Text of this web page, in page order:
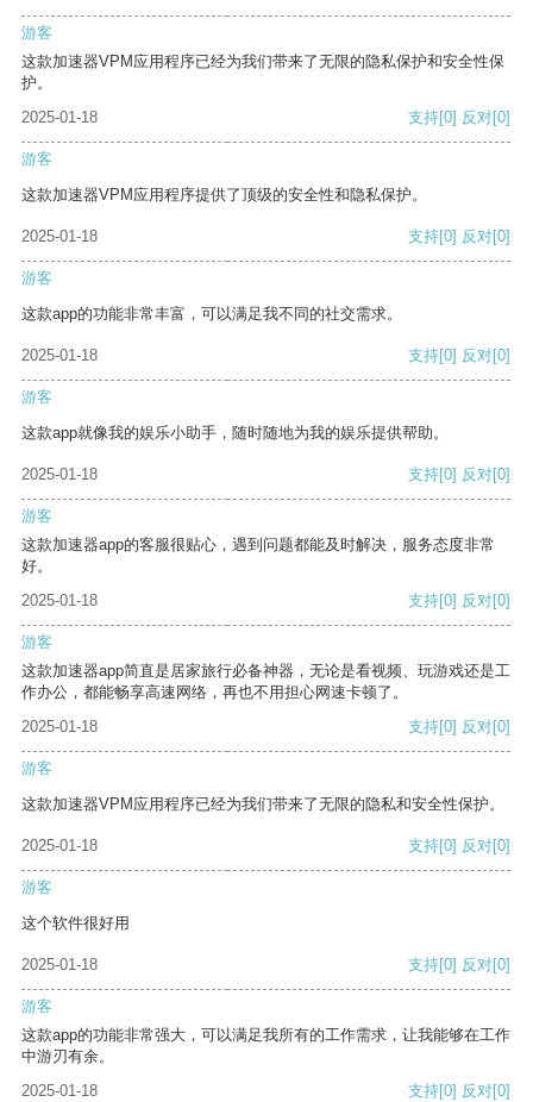
游客
这款加速器VPM应用程序已经为我们带来了无限的隐私保护和安全性保
护。
2025-01-18
支持[0] 反对[0]
游客
这款加速器VPM应用程序提供了顶级的安全性和隐私保护。
2025-01-18 支持[0] 反对[0]
游客
这款app的功能非常丰富，可以满足我不同的社交需求。
2025-01-18 支持[0] 反对[0]
游客
这款app就像我的娱乐小助手，随时随地为我的娱乐提供帮助。
2025-01-18 支持[0] 反对[0]
游客
这款加速器app的客服很贴心，遇到问题都能及时解决，服务态度非常
好。
2025-01-18
支持[0] 反对[0]
游客
这款加速器app简直是居家旅行必备神器，无论是看视频、玩游戏还是工
作办公，都能畅享高速网络，再也不用担心网速卡顿了。
2025-01-18
支持[0] 反对[0]
游客
这款加速器VPM应用程序已经为我们带来了无限的隐私和安全性保护。
2025-01-18 支持[0] 反对[0]
游客
这个软件很好用
2025-01-18 支持[0] 反对[0]
游客
这款app的功能非常强大，可以满足我所有的工作需求，让我能够在工作
中游刃有余。
2025-01-18
支持[0] 反对[0]